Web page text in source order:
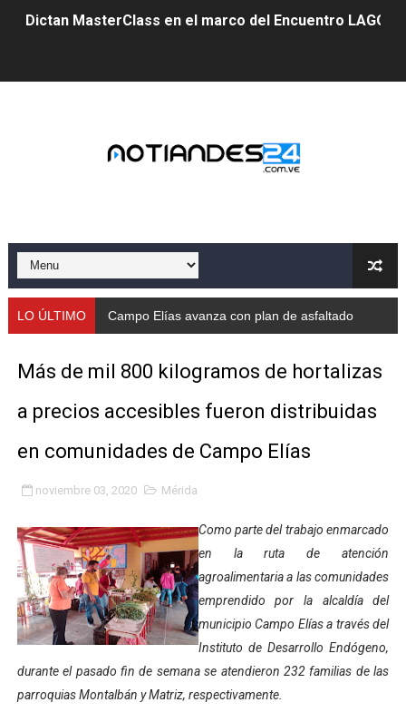
Dictan MasterClass en el marco del Encuentro LAGO
Gobernador Arnaldo Sánchez apadrina a más de 993
Mérida fortalece su reserva deportiva de cara a
Gobernación de Mérida instalará mesa de trabajo con
Fundecem ofrece taller de bordado en punto de cruz
Gobierno bolivariano avanza en la transformación del
Instituto Nacional de Nutrición celebra Semana
Gobernación de Mérida fortalece el desarrollo
Corposalud inició talleres para aspirantes al curso de
Fortalecen formación académica de médicos en
LO ÚLTIMO Campo Elías avanza con plan de asfaltado
Más de mil 800 kilogramos de hortalizas
a precios accesibles fueron distribuidas
en comunidades de Campo Elías
noviembre 03, 2020 Mérida
Como parte del trabajo enmarcado
en la ruta de atención
agroalimentaria a las comunidades
emprendido por la alcaldía del
municipio Campo Elías a través del
Instituto de Desarrollo Endógeno,
durante el pasado fin de semana se atendieron 232 familias de las
parroquias Montalbán y Matriz, respectivamente.